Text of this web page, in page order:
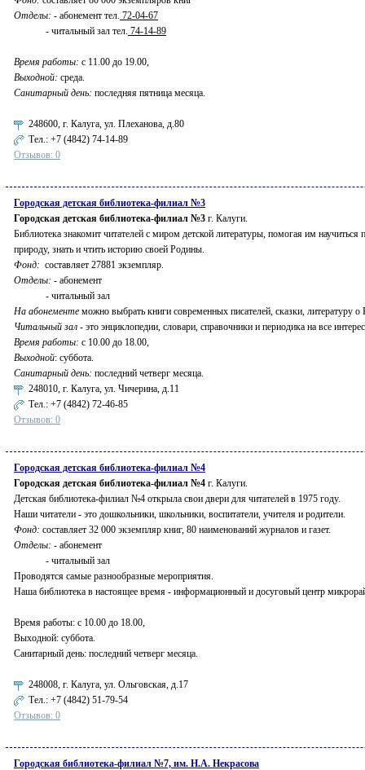
Отделы: - абонемент тел. 72-04-67
- читальный зал тел. 74-14-89
Время работы: с 11.00 до 19.00,
Выходной: среда.
Санитарный день: последняя пятница месяца.
248600, г. Калуга, ул. Плеханова, д.80
Тел.: +7 (4842) 74-14-89
Отзывов: 0
Городская детская библиотека-филиал №3
Городская детская библиотека-филиал №3 г. Калуги.
Библиотека знакомит читателей с миром детской литературы, помогая им
природу, знать и чтить историю своей Родины.
Фонд: составляет 27881 экземпляр.
Отделы: - абонемент
- читальный зал
На абонементе можно выбрать книги современных писателей, сказки, литературу
Читальный зал - это энциклопедии, словари, справочники и периодика на все
Время работы: с 10.00 до 18.00,
Выходной: суббота.
Санитарный день: последний четверг месяца.
248010, г. Калуга, ул. Чичерина, д.11
Тел.: +7 (4842) 72-46-85
Отзывов: 0
Городская детская библиотека-филиал №4
Городская детская библиотека-филиал №4 г. Калуги.
Детская библиотека-филиал №4 открыла свои двери для читателей в 1975 году.
Наши читатели - это дошкольники, школьники, воспитатели, учителя и родители.
Фонд: составляет 32 000 экземпляр книг, 80 наименований журналов и газет.
Отделы: - абонемент
- читальный зал
Проводятся самые разнообразные мероприятия.
Наша библиотека в настоящее время - информационный и досуговый центр
Время работы: с 10.00 до 18.00,
Выходной: суббота.
Санитарный день: последний четверг месяца.
248008, г. Калуга, ул. Ольговская, д.17
Тел.: +7 (4842) 51-79-54
Отзывов: 0
Городская библиотека-филиал №7, им. Н.А. Некрасова